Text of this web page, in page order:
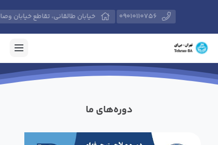
09010110756 خیابان طالقانی، تقاطع خیابان وصال شیرازی، پلاک 574، مرکز
دوره‌های ما